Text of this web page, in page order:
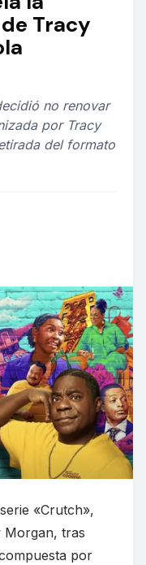
Tracy
no renovar
por Tracy
del formato
«Crutch»,
Morgan, tras
por